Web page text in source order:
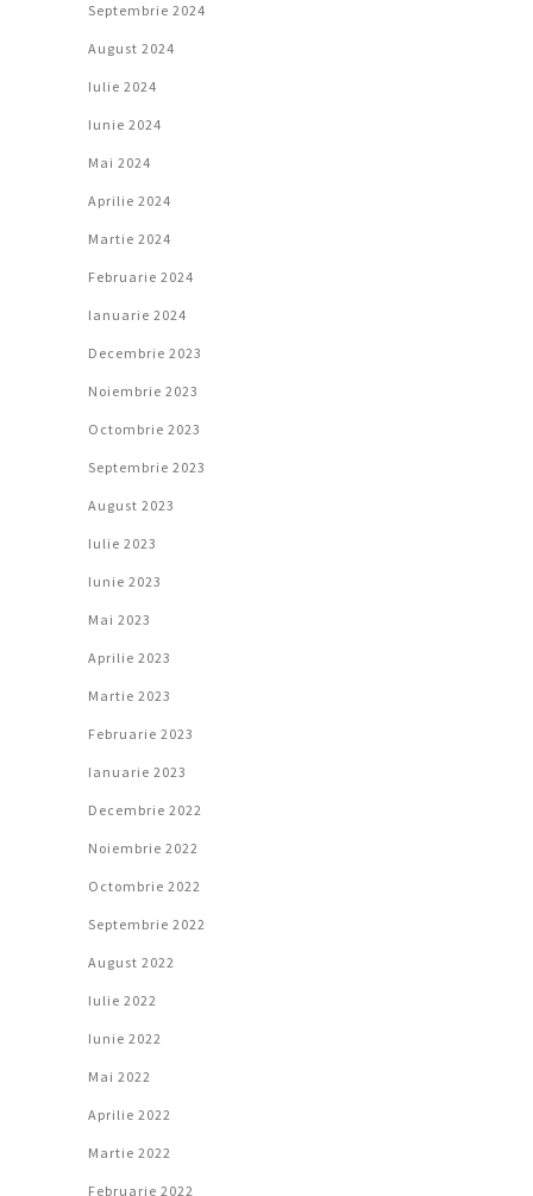
Septembrie 2024
August 2024
Iulie 2024
Iunie 2024
Mai 2024
Aprilie 2024
Martie 2024
Februarie 2024
Ianuarie 2024
Decembrie 2023
Noiembrie 2023
Octombrie 2023
Septembrie 2023
August 2023
Iulie 2023
Iunie 2023
Mai 2023
Aprilie 2023
Martie 2023
Februarie 2023
Ianuarie 2023
Decembrie 2022
Noiembrie 2022
Octombrie 2022
Septembrie 2022
August 2022
Iulie 2022
Iunie 2022
Mai 2022
Aprilie 2022
Martie 2022
Februarie 2022